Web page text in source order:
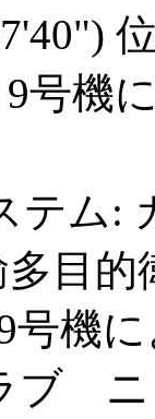
号機
テム:
目的
機
ブ ニ